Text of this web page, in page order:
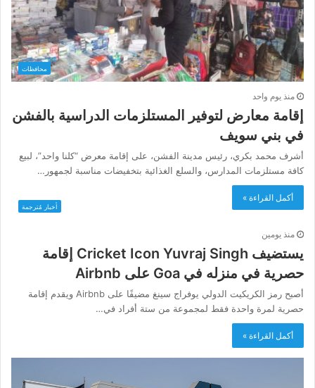
محافظات
منذ يوم واحد
إقامة معارض لتوفير المستلزمات الدراسية بالفشن
في بني سويف
أشرف محمد بكري، رئيس مدينة الفشن، على إقامة معرض “كلنا واحد”، لبيع
كافة مستلزمات المدارس، والسلع الغذائية بتخفيضات مناسبة لجمهور…
أكمل القراءة »
أخبار مُترجمة
منذ يومين
يستضيف Cricket Icon Yuvraj Singh إقامة
حصرية في منزله في Goa على Airbnb
أصبح رمز الكريكيت الدولي يوفراج سينغ مضيفًا على Airbnb ويقدم إقامة
حصرية لمرة واحدة فقط لمجموعة من ستة أفراد في…
أكمل القراءة »